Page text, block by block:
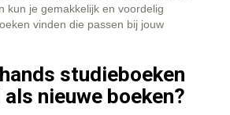
kun je gemakkelijk en voordelig
vinden die passen bij jouw
studieboeken
nieuwe boeken?